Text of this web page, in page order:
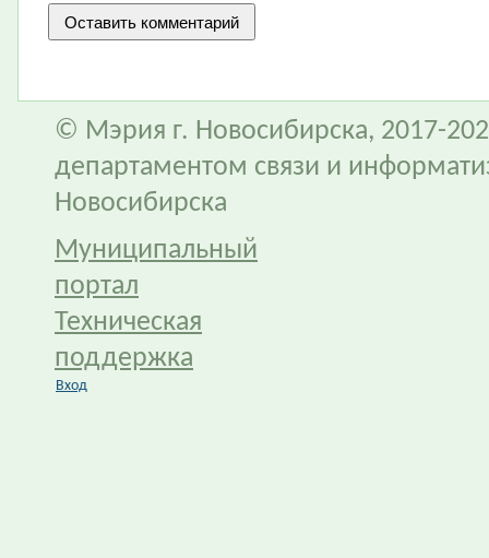
© Мэрия г. Новосибирска, 2017-
департаментом связи и
Новосибирска
Муниципальный
портал
Техническая
поддержка
Вход